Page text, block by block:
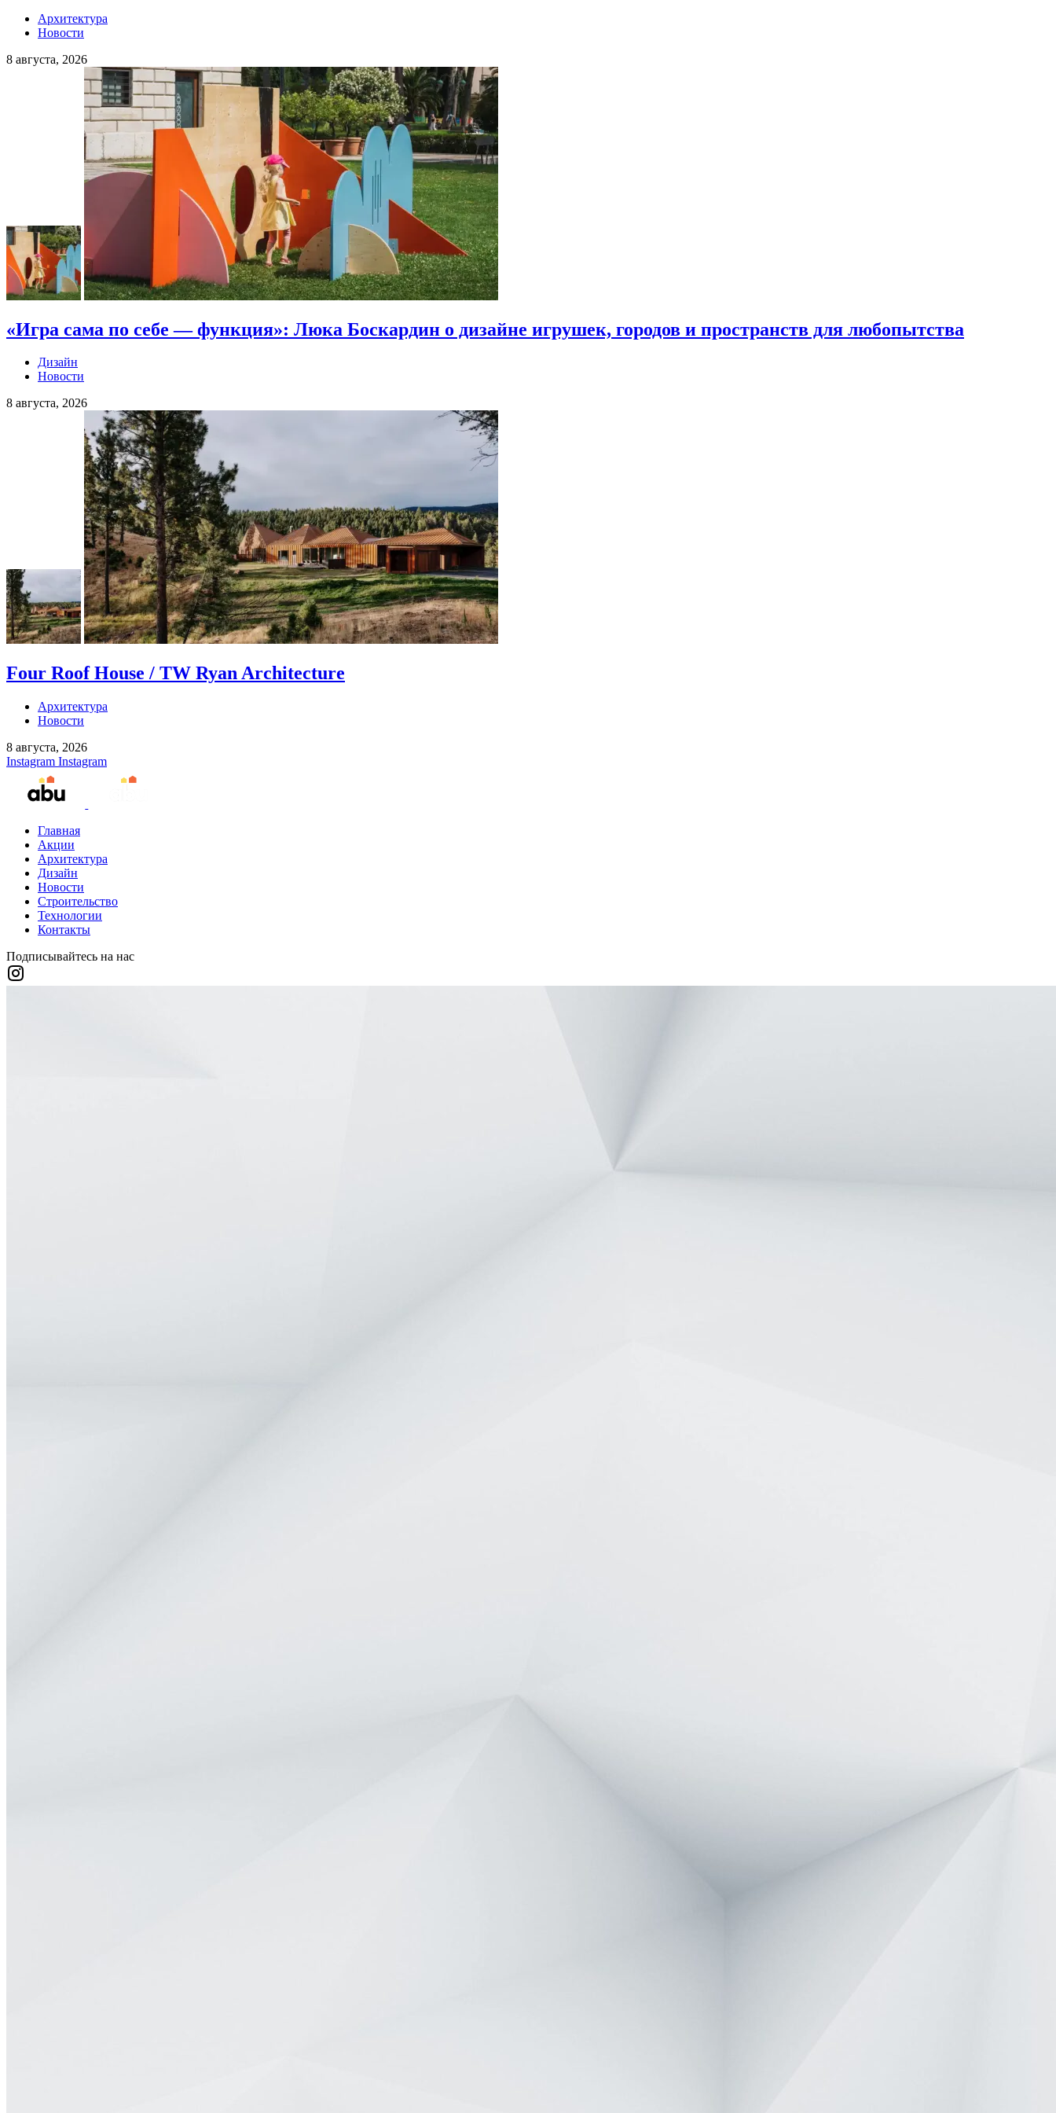
Архитектура
Новости
8 августа, 2026
«Игра сама по себе — функция»: Люка Боскардин о дизайне игрушек, городов и пространств для любопытства
Дизайн
Новости
8 августа, 2026
Four Roof House / TW Ryan Architecture
Архитектура
Новости
8 августа, 2026
Instagram Instagram
Главная
Акции
Архитектура
Дизайн
Новости
Строительство
Технологии
Контакты
Подписывайтесь на нас